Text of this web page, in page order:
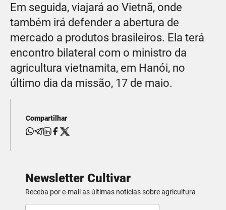
Em seguida, viajará ao Vietnã, onde
também irá defender a abertura de
mercado a produtos brasileiros. Ela terá
encontro bilateral com o ministro da
agricultura vietnamita, em Hanói, no
último dia da missão, 17 de maio.
Compartilhar
Newsletter Cultivar
Receba por e-mail as últimas notícias sobre agricultura